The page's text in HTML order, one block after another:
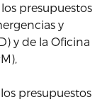
presupuestos
y
y de la Oficina
presupuestos